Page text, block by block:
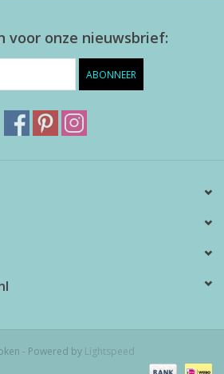
voor onze nieuwsbrief:
ABONNEER
- Powered by Lightspeed